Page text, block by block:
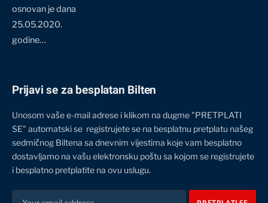
osnovan je dana
25.05.2020.
godine…
Prijavi se za besplatan Bilten
Unosom vaše e-mail adrese i klikom na dugme "PRETPLATI
SE" automatski se registrujete se na besplatnu pretplatu našeg
sedmičnog Biltena sa dnevnim vijestima koje vam besplatno
dostavljamo na vašu elektronsku poštu sa kojom se registrujete
i besplatno pretplatite na ovu uslugu.